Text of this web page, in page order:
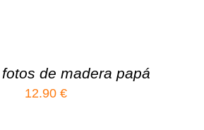
de madera papá
12.90 €